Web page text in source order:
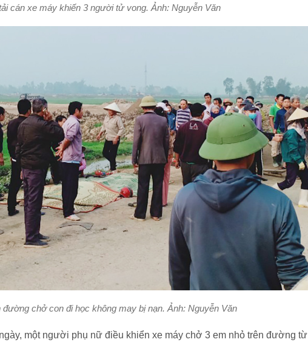
cán xe máy khiến 3 người tử vong. Ảnh: Nguyễn Văn
chở con đi học không may bị nạn. Ảnh: Nguyễn Văn
một người phụ nữ điều khiển xe máy chở 3 em nhỏ trên đường từ